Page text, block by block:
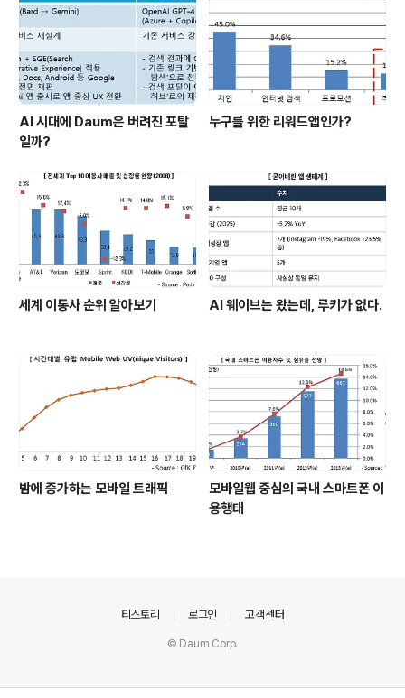
AI 시대에 Daum은 버려진 포탈
일까?
누구를 위한 리워드앱인가?
세계 이통사 순위 알아보기 AI 웨이브는 왔는데, 루키가 없다.
밤에 증가하는 모바일 트래픽
모바일웹 중심의 국내 스마트폰 이
용행태
티스토리 로그인 고객센터
© Daum Corp.